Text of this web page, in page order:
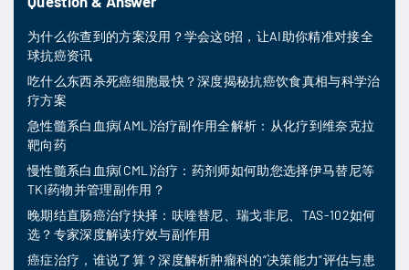
为什么你查到的方案没用？学会这6招，让AI助你精准对接全
球抗癌资讯
吃什么东西杀死癌细胞最快？深度揭秘抗癌饮食真相与科学治
疗方案
急性髓系白血病(AML)治疗副作用全解析：从化疗到维奈克拉
靶向药
慢性髓系白血病(CML)治疗：药剂师如何助您选择伊马替尼等
TKI药物并管理副作用？
晚期结直肠癌治疗抉择：呋喹替尼、瑞戈非尼、TAS-102如何
选？专家深度解读疗效与副作用
癌症治疗，谁说了算？深度解析肿瘤科的“决策能力”评估与患